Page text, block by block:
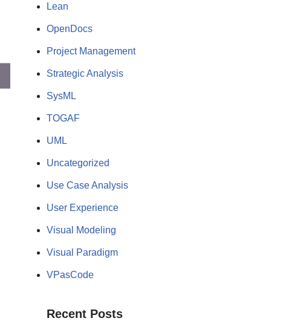
Lean
OpenDocs
Project Management
Strategic Analysis
SysML
TOGAF
UML
Uncategorized
Use Case Analysis
User Experience
Visual Modeling
Visual Paradigm
VPasCode
Recent Posts